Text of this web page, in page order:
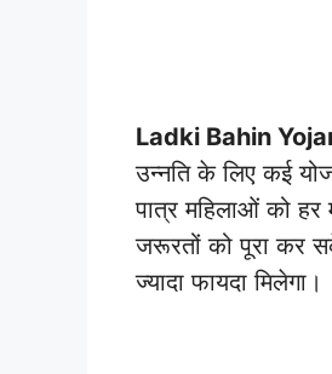
Ladki Bahin
उन्नति के लिए कई
पात्र महिलाओं को
जरूरतों को पूरा कर
ज्यादा फायदा मिलेगा।